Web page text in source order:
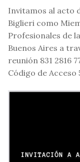
Invitamos al acto
Biglieri como
Profesionales de
Buenos Aires a
reunión 831 2816
Código de Acceso